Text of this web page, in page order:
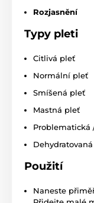
Rozjasnění
Typy pleti
Citlivá pleť
Normální pleť
Smíšená pleť
Mastná pleť
Problematická
Použití
Naneste